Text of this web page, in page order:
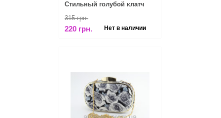
Стильный голубой клатч
315 грн.
220 грн. Нет в наличии